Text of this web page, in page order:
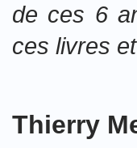
de ces 6
ces livres
Thierry